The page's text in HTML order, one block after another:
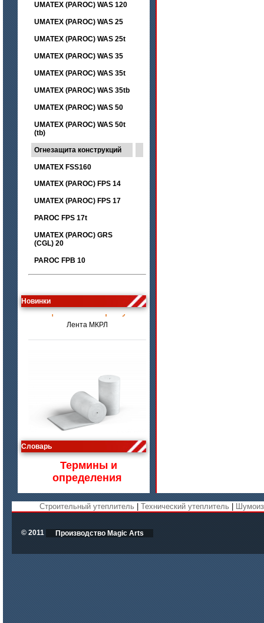
UMATEX (PAROC) WAS 120
UMATEX (PAROC) WAS 25
UMATEX (PAROC) WAS 25t
UMATEX (PAROC) WAS 35
UMATEX (PAROC) WAS 35t
UMATEX (PAROC) WAS 35tb
UMATEX (PAROC) WAS 50
UMATEX (PAROC) WAS 50t
(tb)
Огнезащита конструкций
UMATEX FSS160
UMATEX (PAROC) FPS 14
UMATEX (PAROC) FPS 17
PAROC FPS 17t
UMATEX (PAROC) GRS
(CGL) 20
PAROC FPB 10
Новинки
цена по запросу
Лента МКРЛ
Изделия МКРВ-200, МКРВХ-250
цена по запросу
Бумага огнеупорная керамическая
Словарь
Термины и
определения
Строительный утеплитель Технический утеплитель
© 2011 Производство Magic Arts